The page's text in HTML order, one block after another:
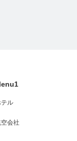
テル
会社